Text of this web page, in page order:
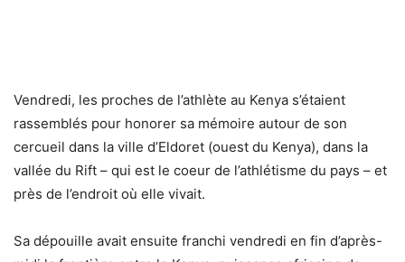
Vendredi, les proches de l’athlète au Kenya s’étaient
rassemblés pour honorer sa mémoire autour de son
cercueil dans la ville d’Eldoret (ouest du Kenya), dans la
vallée du Rift – qui est le coeur de l’athlétisme du pays – et
près de l’endroit où elle vivait.
Sa dépouille avait ensuite franchi vendredi en fin d’après-